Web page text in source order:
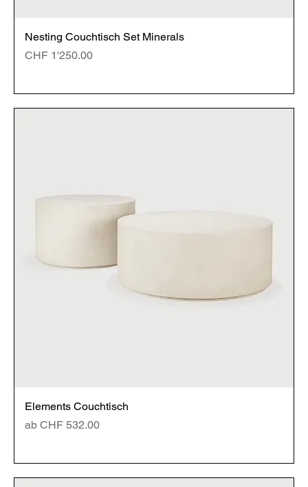
Nesting Couchtisch Set Minerals
Preis
CHF 1'250.00
Elements Couchtisch
ab CHF 532.00
Sale-Preis